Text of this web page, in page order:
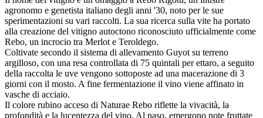
agronomo e genetista italiano degli anni '30, noto per le sue
sperimentazioni su vari raccolti. La sua ricerca sulla vite ha portato
alla creazione del vitigno autoctono riconosciuto ufficialmente come
Rebo, un incrocio tra Merlot e Teroldego.
Coltivate secondo il sistema di allevamento Guyot su terreno
argilloso, con una resa controllata di 75 quintali per ettaro, a seguito
della raccolta le uve vengono sottoposte ad una macerazione di 3
giorni con il mosto. A fine fermentazione il vino viene affinato in
vasche di acciaio.
Il colore rubino acceso di Naturae Rebo riflette la vivacità, la
profondità e la lucentezza del vino. Al naso, emergono note fruttate